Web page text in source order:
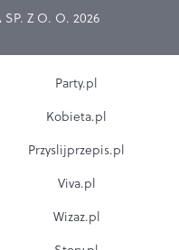
Z O. O. 2026
Party.pl
Kobieta.pl
Przyslijprzepis.pl
Viva.pl
Wizaz.pl